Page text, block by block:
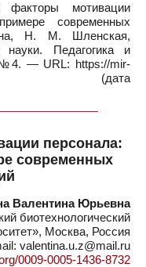
мотивации
современных
Н. М. Шленская,
Педагогика и
— URL: https://mir-
(дата
персонала:
современных
Валентина Юрьевна
биотехнологический
Москва, Россия
valentina.u.z@mail.ru
0009-0005-1436-8732